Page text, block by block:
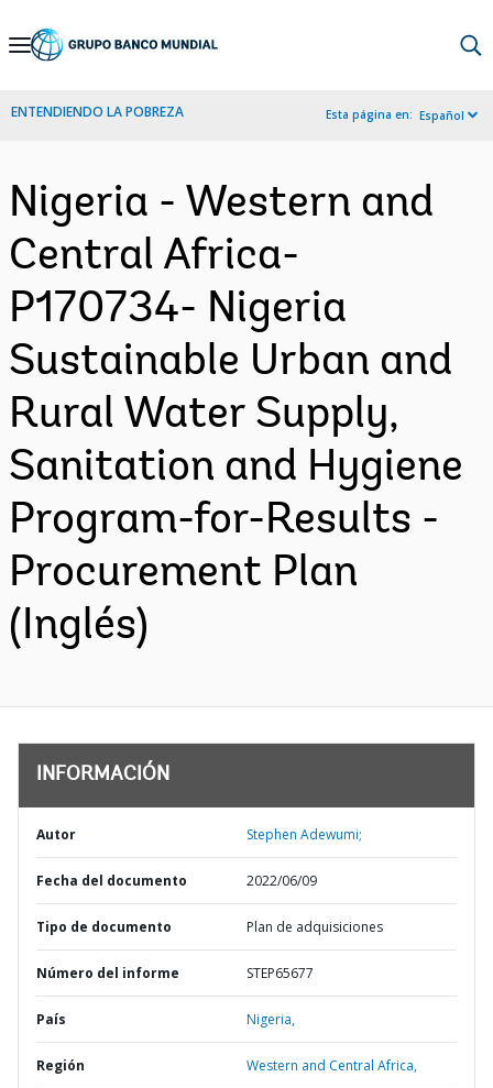
Skip
Navigation
ENTENDIENDO LA POBREZA Esta página en: Español
Nigeria - Western and
Central Africa-
P170734- Nigeria
Sustainable Urban and
Rural Water Supply,
Sanitation and Hygiene
Program-for-Results -
Procurement Plan
(Inglés)
INFORMACIÓN
Autor Stephen Adewumi;
Fecha del documento 2022/06/09
Tipo de documento Plan de adquisiciones
Número del informe STEP65677
País Nigeria,
Región Western and Central Africa,